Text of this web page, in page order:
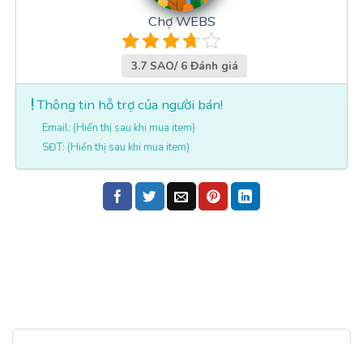
Chợ WEBS
3.7 SAO/ 6 Đánh giá
Thông tin hỗ trợ của người bán!
Email: (Hiển thị sau khi mua item)
SĐT: (Hiển thị sau khi mua item)